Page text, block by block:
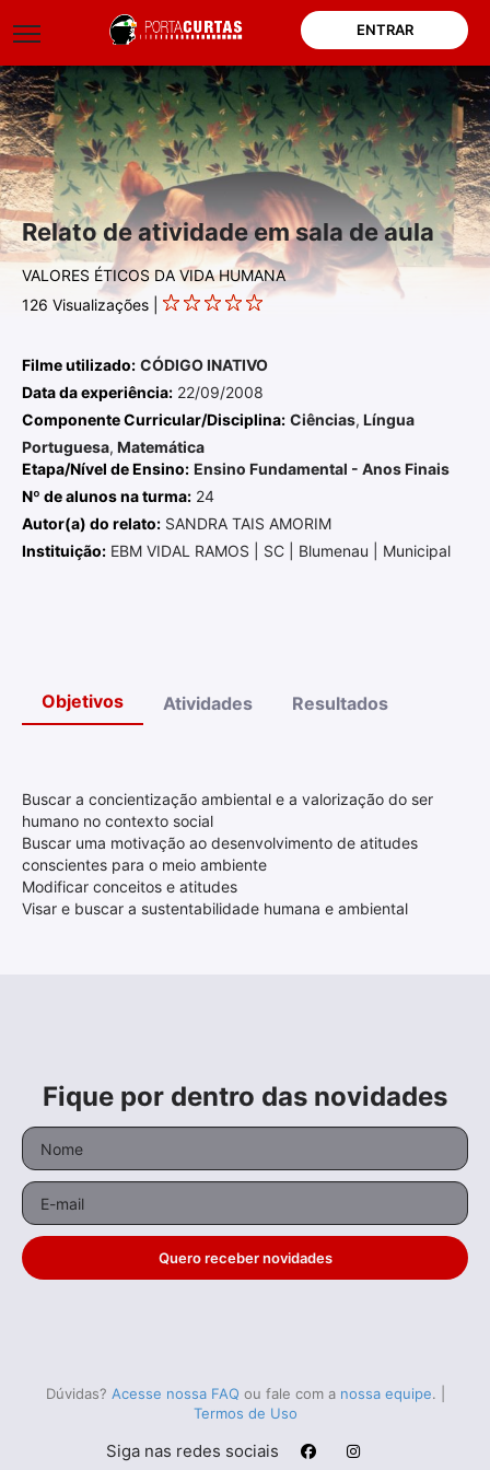
ENTRAR
Relato de atividade em sala de aula
VALORES ÉTICOS DA VIDA HUMANA
126 Visualizações |
Filme utilizado: CÓDIGO INATIVO
Data da experiência: 22/09/2008
Componente Curricular/Disciplina: Ciências, Língua
Portuguesa, Matemática
Etapa/Nível de Ensino: Ensino Fundamental - Anos Finais
Nº de alunos na turma: 24
Autor(a) do relato: SANDRA TAIS AMORIM
Instituição: EBM VIDAL RAMOS | SC | Blumenau | Municipal
Objetivos Atividades Resultados
Buscar a concientização ambiental e a valorização do ser
humano no contexto social
Buscar uma motivação ao desenvolvimento de atitudes
conscientes para o meio ambiente
Modificar conceitos e atitudes
Visar e buscar a sustentabilidade humana e ambiental
Fique por dentro das novidades
Quero receber novidades
Dúvidas? Acesse nossa FAQ ou fale com a nossa equipe.
Termos de Uso
Siga nas redes sociais